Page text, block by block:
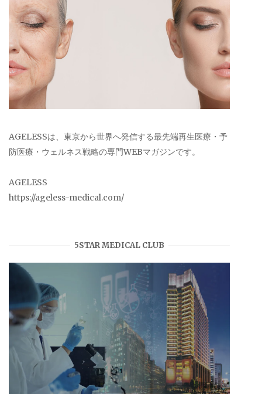
AGELESSは、東京から世界へ発信する最先端再生医療・予
防医療・ウェルネス戦略の専門WEBマガジンです。
AGELESS
https://ageless-medical.com/
5STAR MEDICAL CLUB